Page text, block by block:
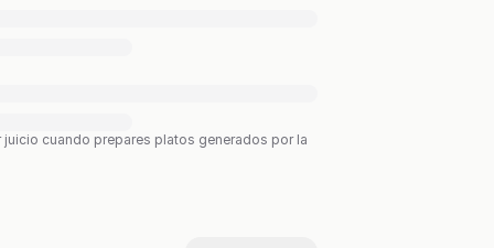
cuando prepares platos generados por la